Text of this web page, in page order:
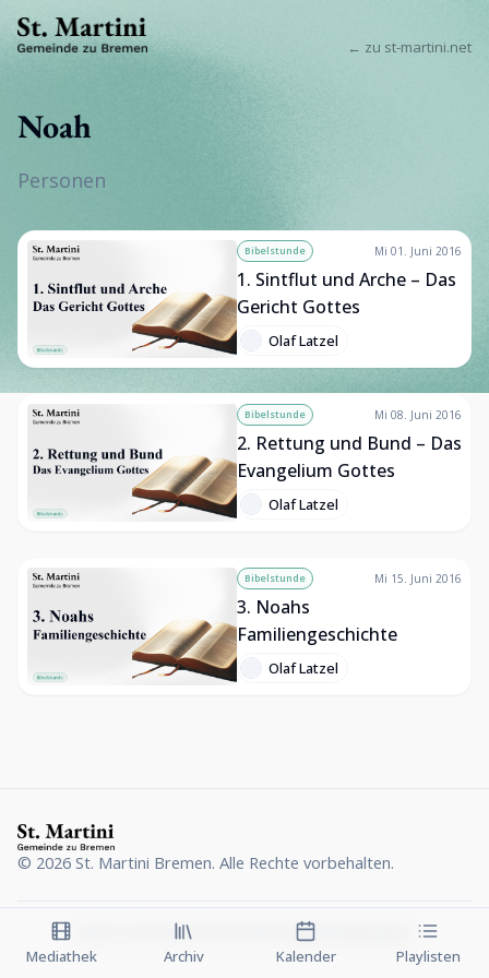
← zu st-martini.net
Noah
Personen
Bibelstunde Mi 01. Juni 2016
1. Sintflut und Arche – Das
Gericht Gottes
Olaf Latzel
Bibelstunde Mi 08. Juni 2016
2. Rettung und Bund – Das
Evangelium Gottes
Olaf Latzel
Bibelstunde Mi 15. Juni 2016
3. Noahs
Familiengeschichte
Olaf Latzel
© 2026 St. Martini Bremen. Alle Rechte vorbehalten.
Datenschutz Nutzungsbedingungen
Mediathek Archiv Kalender Playlisten